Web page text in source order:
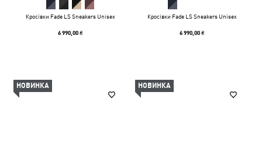
Кросівки Fade LS Sneakers Unisex
6 990,00 ₴
Кросівки Fade LS Sneakers Unisex
6 990,00 ₴
НОВИНКА НОВИНКА